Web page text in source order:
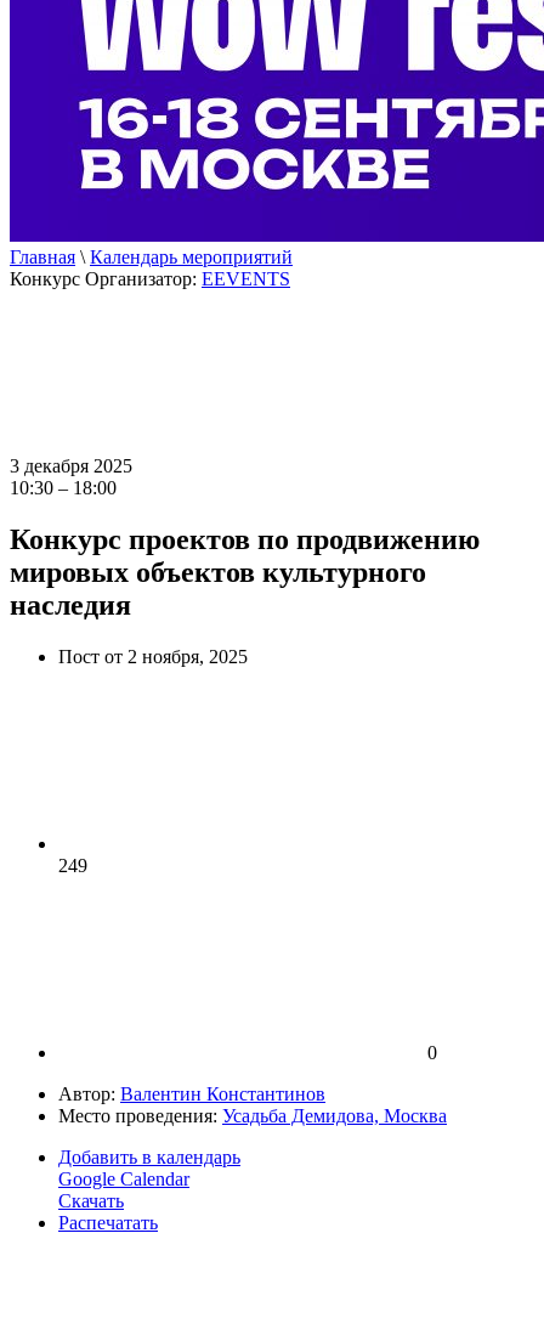
Главная \ Календарь мероприятий
Конкурс Организатор: EEVENTS
3 декабря 2025
10:30 – 18:00
Конкурс проектов по продвижению
мировых объектов культурного
наследия
Пост от 2 ноября, 2025
249
0
Автор: Валентин Константинов
Место проведения: Усадьба Демидова, Москва
Добавить в календарь
Google Calendar
Скачать
Распечатать